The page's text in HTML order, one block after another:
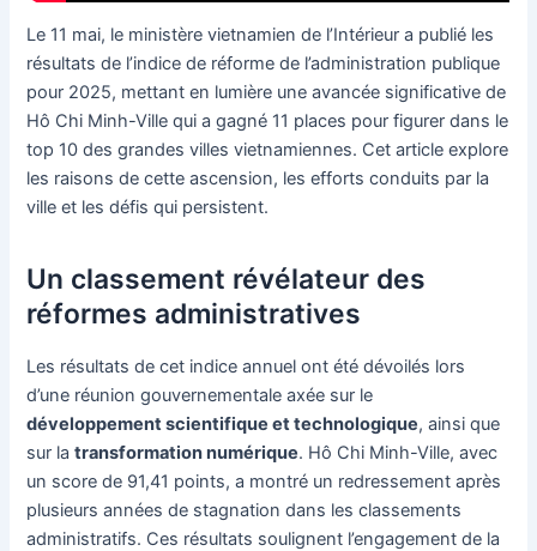
Le 11 mai, le ministère vietnamien de l’Intérieur a publié les
résultats de l’indice de réforme de l’administration publique
pour 2025, mettant en lumière une avancée significative de
Hô Chi Minh-Ville qui a gagné 11 places pour figurer dans le
top 10 des grandes villes vietnamiennes. Cet article explore
les raisons de cette ascension, les efforts conduits par la
ville et les défis qui persistent.
Un classement révélateur des
réformes administratives
Les résultats de cet indice annuel ont été dévoilés lors
d’une réunion gouvernementale axée sur le
développement scientifique et technologique, ainsi que
sur latransformation numérique. Hô Chi Minh-Ville, avec
un score de 91,41 points, a montré un redressement après
plusieurs années de stagnation dans les classements
administratifs. Ces résultats soulignent l’engagement de la